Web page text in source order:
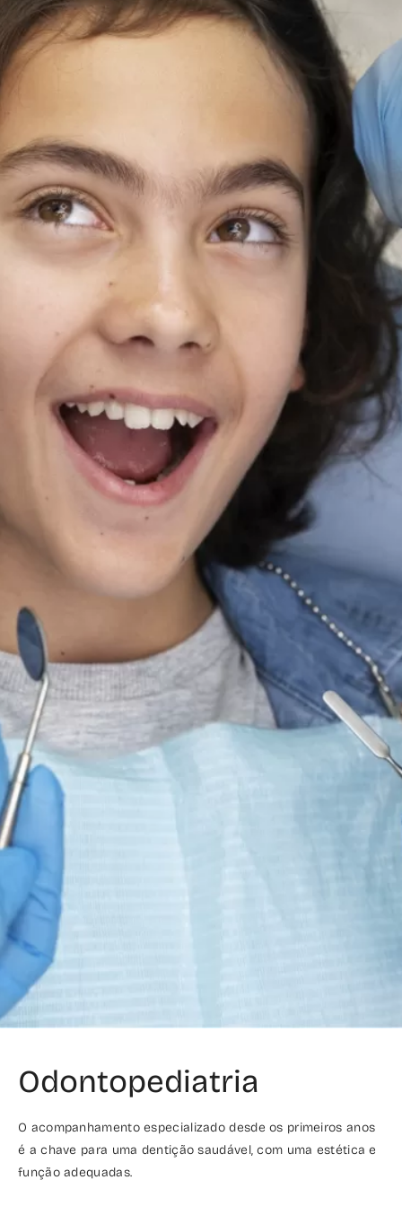
Odontopediatria
O acompanhamento especializado desde os primeiros anos
é a chave para uma dentição saudável, com uma estética e
função adequadas.